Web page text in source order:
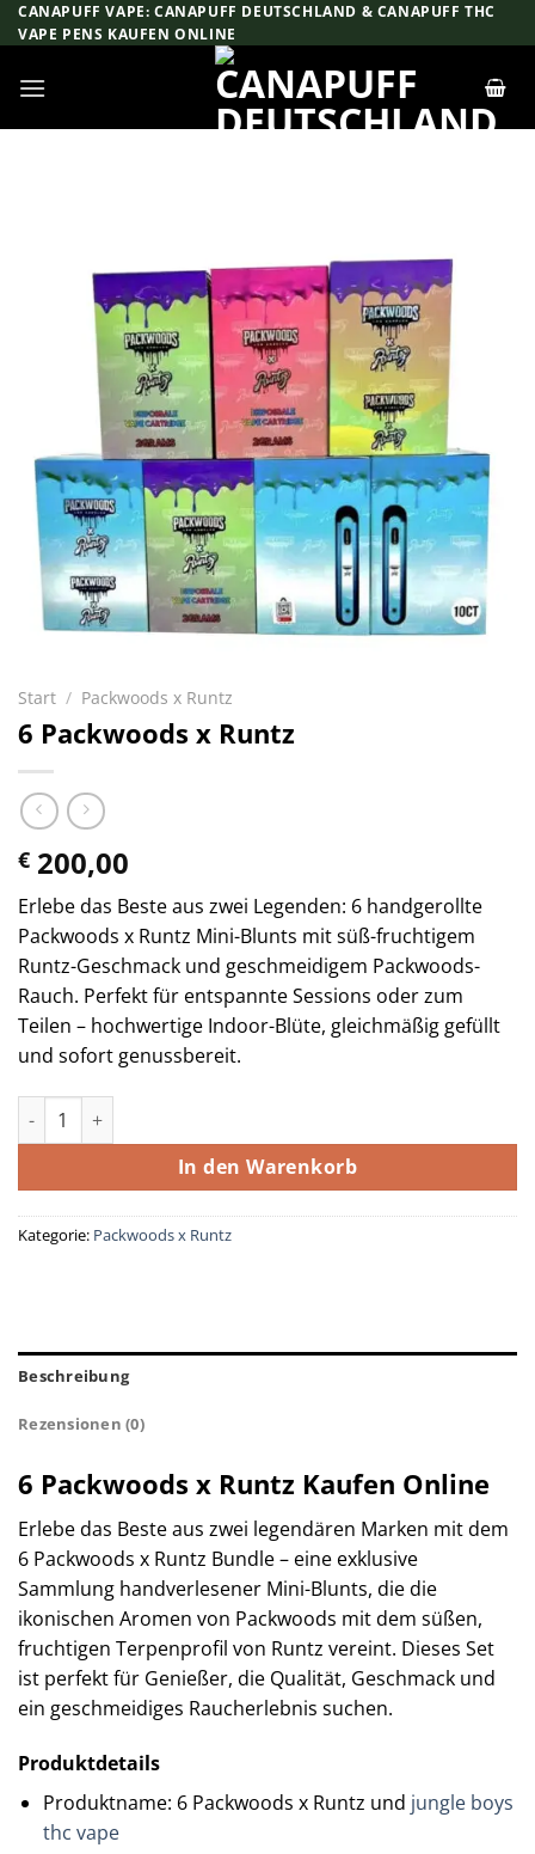
Zum
Inhalt
CANAPUFF VAPE: CANAPUFF DEUTSCHLAND & CANAPUFF THC
VAPE PENS KAUFEN ONLINE
Start / Packwoods x Runtz
6 Packwoods x Runtz
€ 200,00
Erlebe das Beste aus zwei Legenden: 6 handgerollte
Packwoods x Runtz Mini-Blunts mit süß-fruchtigem
Runtz-Geschmack und geschmeidigem Packwoods-
Rauch. Perfekt für entspannte Sessions oder zum
Teilen – hochwertige Indoor-Blüte, gleichmäßig gefüllt
und sofort genussbereit.
6 Packwoods x Runtz Menge
In den Warenkorb
Kategorie: Packwoods x Runtz
Beschreibung
Rezensionen (0)
6 Packwoods x Runtz Kaufen Online
Erlebe das Beste aus zwei legendären Marken mit dem
6 Packwoods x Runtz Bundle – eine exklusive
Sammlung handverlesener Mini-Blunts, die die
ikonischen Aromen von Packwoods mit dem süßen,
fruchtigen Terpenprofil von Runtz vereint. Dieses Set
ist perfekt für Genießer, die Qualität, Geschmack und
ein geschmeidiges Raucherlebnis suchen.
Produktdetails
Produktname: 6 Packwoods x Runtz und jungle boys
thc vape